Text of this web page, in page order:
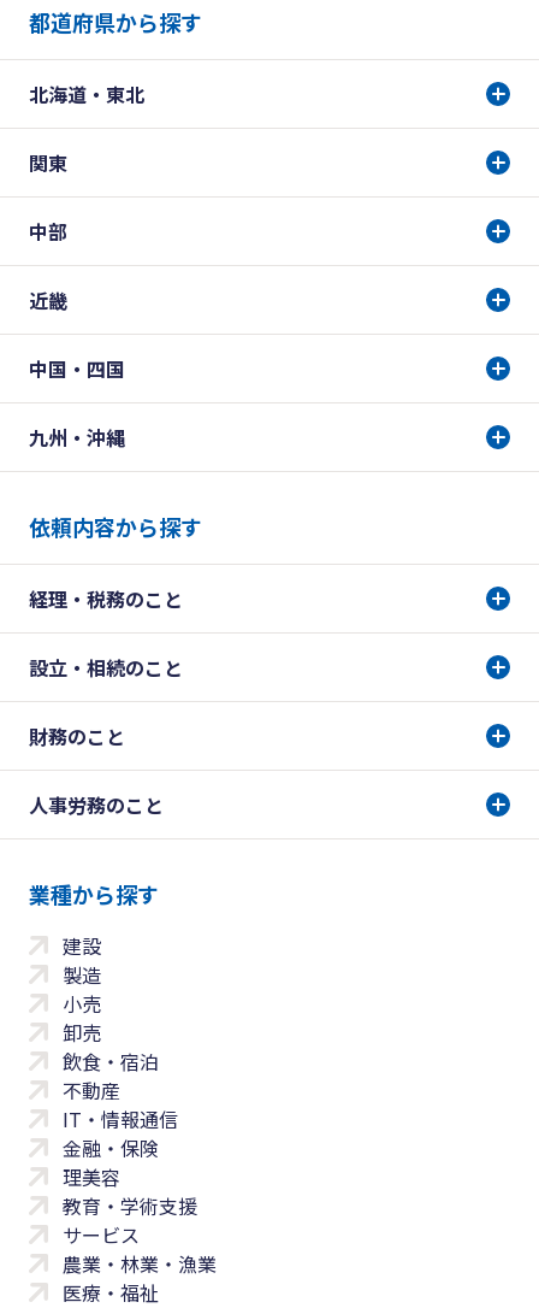
都道府県から探す
北海道・東北
関東
中部
近畿
中国・四国
九州・沖縄
依頼内容から探す
経理・税務のこと
設立・相続のこと
財務のこと
人事労務のこと
業種から探す
建設
製造
小売
卸売
飲食・宿泊
不動産
IT・情報通信
金融・保険
理美容
教育・学術支援
サービス
農業・林業・漁業
医療・福祉